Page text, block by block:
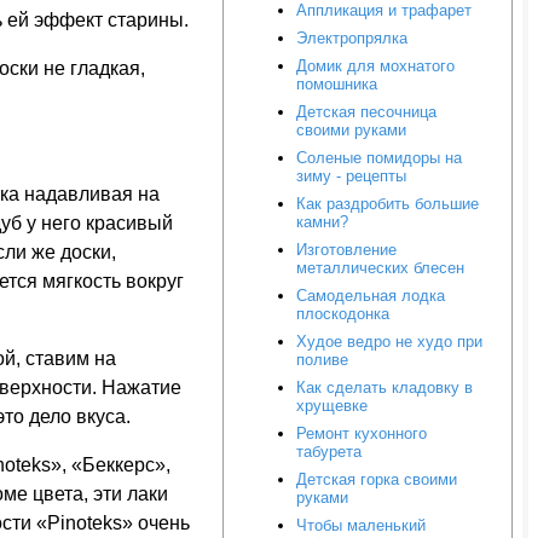
ей эффект старины.
не гладкая,
надавливая на
у него красивый
же доски,
мягкость вокруг
ставим на
Нажатие
дело вкуса.
«Беккерс»,
цвета, эти лаки
«Pinoteks» очень
Аппликация и трафарет
Электропрялка
Домик для мохнатого
помошника
Детская песочница
своими руками
Соленые помидоры на
зиму - рецепты
Как раздробить большие
камни?
Изготовление
металлических блесен
Самодельная лодка
плоскодонка
Худое ведро не худо при
поливе
Как сделать кладовку в
хрущевке
Ремонт кухонного
табурета
Детская горка своими
руками
Чтобы маленький